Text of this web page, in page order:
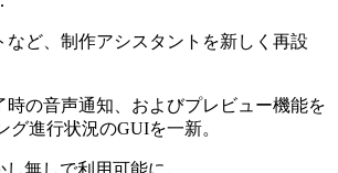
など、制作アシスタントを新しく再設
時の音声通知、およびプレビュー機能を
グ進行状況のGUIを一新。
無しで利用可能に。